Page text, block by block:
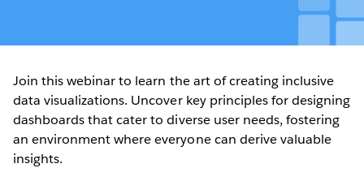
Join this webinar to learn the art of creating inclusive
data visualizations. Uncover key principles for designing
dashboards that cater to diverse user needs, fostering
an environment where everyone can derive valuable
insights.